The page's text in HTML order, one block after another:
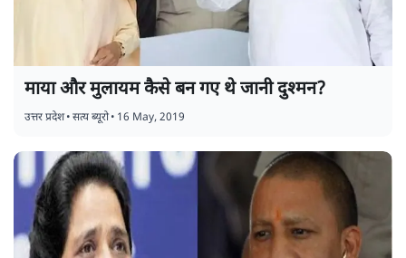
माया और मुलायम कैसे बन गए थे जानी दुश्मन?
उत्तर प्रदेश•सत्य ब्यूरो• 16 May, 2019